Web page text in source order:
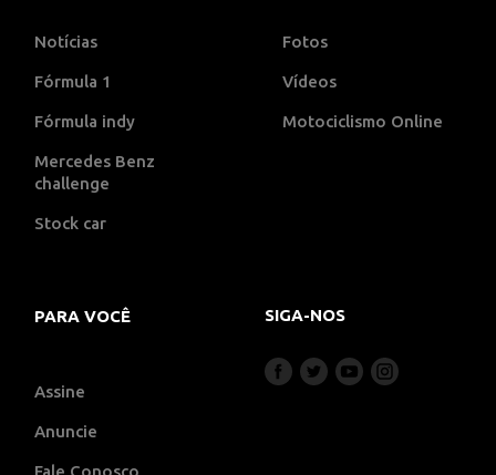
Notícias
Fórmula 1
Fórmula indy
Mercedes Benz
challenge
Stock car
Fotos
Vídeos
Motociclismo Online
PARA VOCÊ
Assine
Anuncie
Fale Conosco
SIGA-NOS